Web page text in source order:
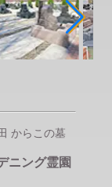
からこの墓
ニング霊園